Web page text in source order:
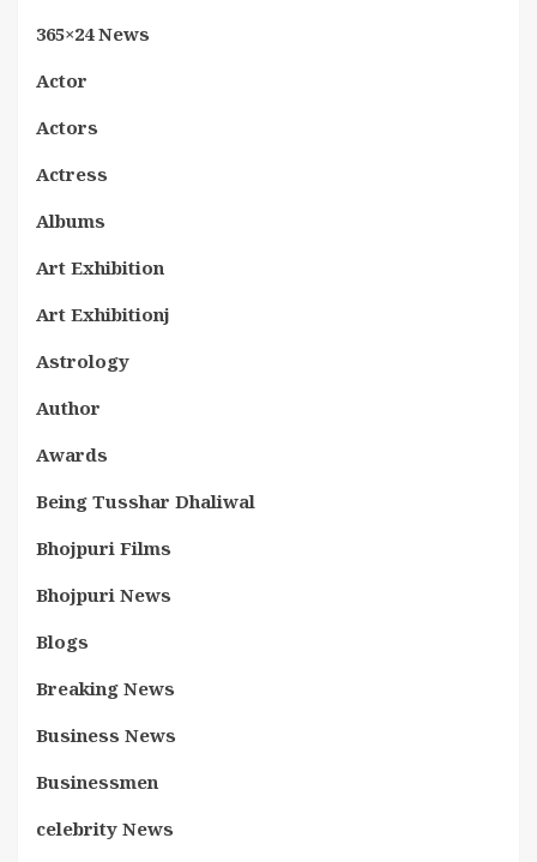
365×24 News
Actor
Actors
Actress
Albums
Art Exhibition
Art Exhibitionj
Astrology
Author
Awards
Being Tusshar Dhaliwal
Bhojpuri Films
Bhojpuri News
Blogs
Breaking News
Business News
Businessmen
celebrity News